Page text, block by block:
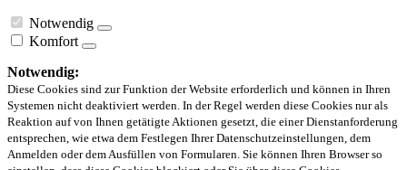
Notwendig
Komfort
Notwendig:
Diese Cookies sind zur Funktion der Website erforderlich und können in Ihren
Systemen nicht deaktiviert werden. In der Regel werden diese Cookies nur als
Reaktion auf von Ihnen getätigte Aktionen gesetzt, die einer Dienstanforderung
entsprechen, wie etwa dem Festlegen Ihrer Datenschutzeinstellungen, dem
Anmelden oder dem Ausfüllen von Formularen. Sie können Ihren Browser so